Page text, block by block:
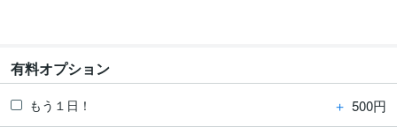
有料オプション
もう１日！ ＋ 500円